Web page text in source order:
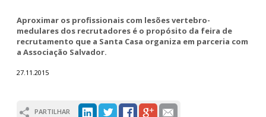
Aproximar os profissionais com lesões vertebro-
medulares dos recrutadores é o propósito da feira de
recrutamento que a Santa Casa organiza em parceria com
a Associação Salvador.
27.11.2015
PARTILHAR